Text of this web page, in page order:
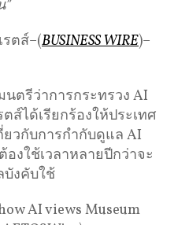
ตส์–(BUSINESS WIRE)–
ตรีว่าการกระทรวง AI
ส์ได้เรียกร้องให้ประเทศ
วกับการกำกับดูแล AI
งใช้เวลาหลายปีกว่าจะ
บังคับใช้